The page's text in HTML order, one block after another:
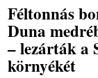
Féltonnás
Duna
– lezárták a
környékét